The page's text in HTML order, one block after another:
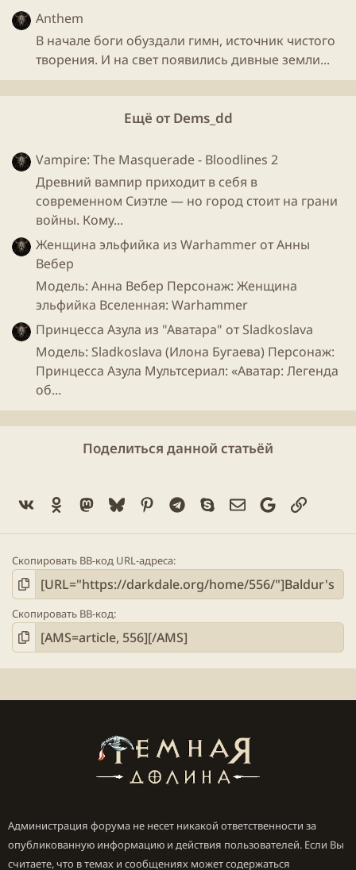
Anthem
В начале боги обуздали гимн, источник чистого
творения. И на свет появились дивные земли...
Ещё от Dems_dd
Vampire: The Masquerade - Bloodlines 2
Древний вампир приходит в себя в
современном Сиэтле — но город стоит на грани
войны. Кому...
Женщина эльфийка из Warhammer от Анны
Вебер
Модель: Анна Вебер Персонаж: Женщина
эльфийка Вселенная: Warhammer
Принцесса Азула из "Аватара" от Sladkoslava
Модель: Sladkoslava (Илона Бугаева) Персонаж:
Принцесса Азула Мультсериал: «Аватар: Легенда
об...
Поделиться данной статьёй
Vk Ok Mastodon
BlueskyPinterestTelegram
SkypeЭлектронная
GoogleСсылка
Скопировать BB-код URL-адреса
Скопировать BB-код
Администрация форума не несет никакой ответственности за
опубликованную информацию и действия пользователей. Если Вы
считаете, что в темах и сообщениях может содержаться